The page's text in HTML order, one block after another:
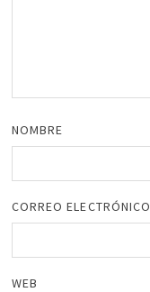
NOMBRE
CORREO ELECTRÓNICO
WEB